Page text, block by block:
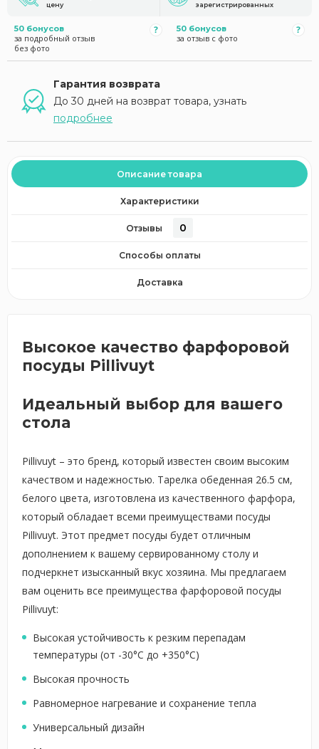
цену
зарегистрированных
50 бонусов
за подробный отзыв
без фото
50 бонусов
за отзыв с фото
Гарантия возврата
До 30 дней на возврат товара, узнать
подробнее
Описание товара
Характеристики
Отзывы 0
Способы оплаты
Доставка
Высокое качество фарфоровой
посуды Pillivuyt
Идеальный выбор для вашего
стола
Pillivuyt – это бренд, который известен своим высоким
качеством и надежностью. Тарелка обеденная 26.5 см,
белого цвета, изготовлена из качественного фарфора,
который обладает всеми преимуществами посуды
Pillivuyt. Этот предмет посуды будет отличным
дополнением к вашему сервированному столу и
подчеркнет изысканный вкус хозяина. Мы предлагаем
вам оценить все преимущества фарфоровой посуды
Pillivuyt:
Высокая устойчивость к резким перепадам
температуры (от -30°С до +350°С)
Высокая прочность
Равномерное нагревание и сохранение тепла
Универсальный дизайн